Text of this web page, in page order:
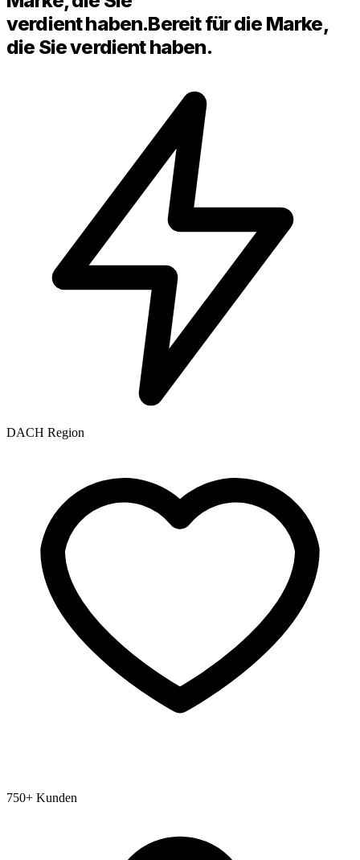
verdient haben.Bereit für die Marke,
die Sie verdient haben.
DACH Region
750+ Kunden